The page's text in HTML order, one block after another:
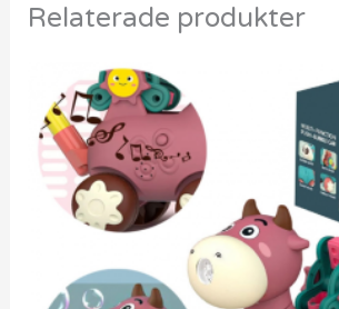
Relaterade produkter